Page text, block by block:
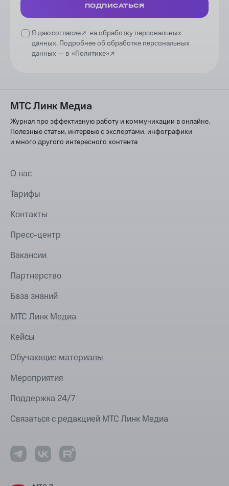
ПОДПИСАТЬСЯ
Я даюсогласие
на обработку персональных
данных. Подробнее об обработке персональных
данных — в «Политике»
МТС Линк Медиа
Журнал про эффективную работу и коммуникации в онлайне.
Полезные статьи, интервью с экспертами, инфографики
и много другого интересного контента
О нас
Тарифы
Контакты
Пресс-центр
Вакансии
Партнерство
База знаний
МТС Линк Медиа
Кейсы
Обучающие материалы
Мероприятия
Поддержка 24/7
Связаться с редакцией МТС Линк Медиа